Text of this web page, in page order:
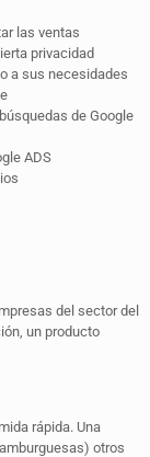
las ventas
privacidad
a sus necesidades
de Google
ADS
del sector del
un producto
rápida. Una
otros